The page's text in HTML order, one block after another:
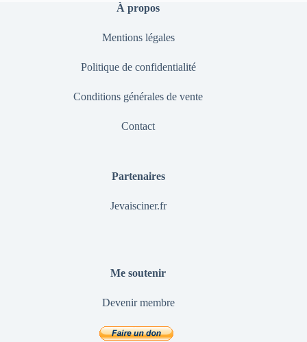
À propos
Mentions légales
Politique de confidentialité
Conditions générales de vente
Contact
Partenaires
Jevaisciner.fr
Me soutenir
Devenir membre